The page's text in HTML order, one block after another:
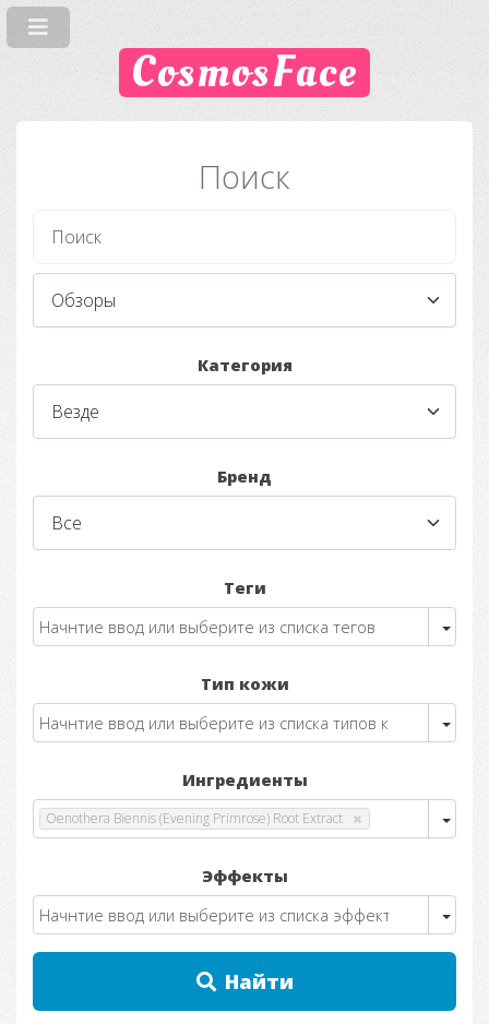
CosmosFace
Поиск
Категория
Бренд
Теги
Тип кожи
Ингредиенты
Oenothera Biennis (Evening Primrose) Root Extract
Эффекты
Найти